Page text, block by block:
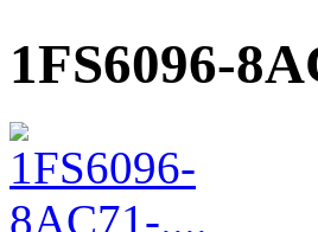
1FS6096-